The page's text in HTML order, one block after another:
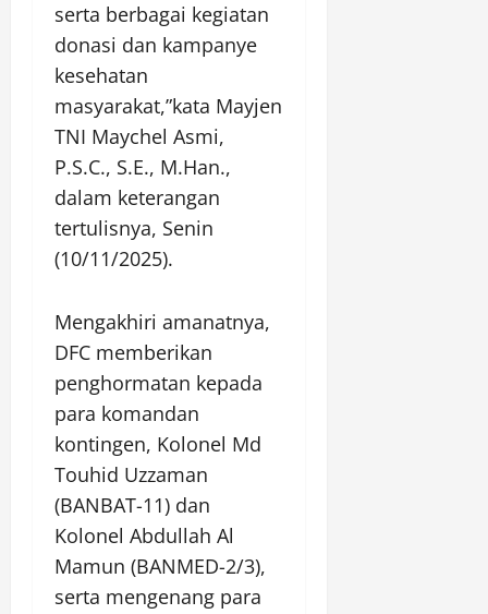
serta berbagai kegiatan
donasi dan kampanye
kesehatan
masyarakat,”kata Mayjen
TNI Maychel Asmi,
P.S.C., S.E., M.Han.,
dalam keterangan
tertulisnya, Senin
(10/11/2025).
Mengakhiri amanatnya,
DFC memberikan
penghormatan kepada
para komandan
kontingen, Kolonel Md
Touhid Uzzaman
(BANBAT-11) dan
Kolonel Abdullah Al
Mamun (BANMED-2/3),
serta mengenang para